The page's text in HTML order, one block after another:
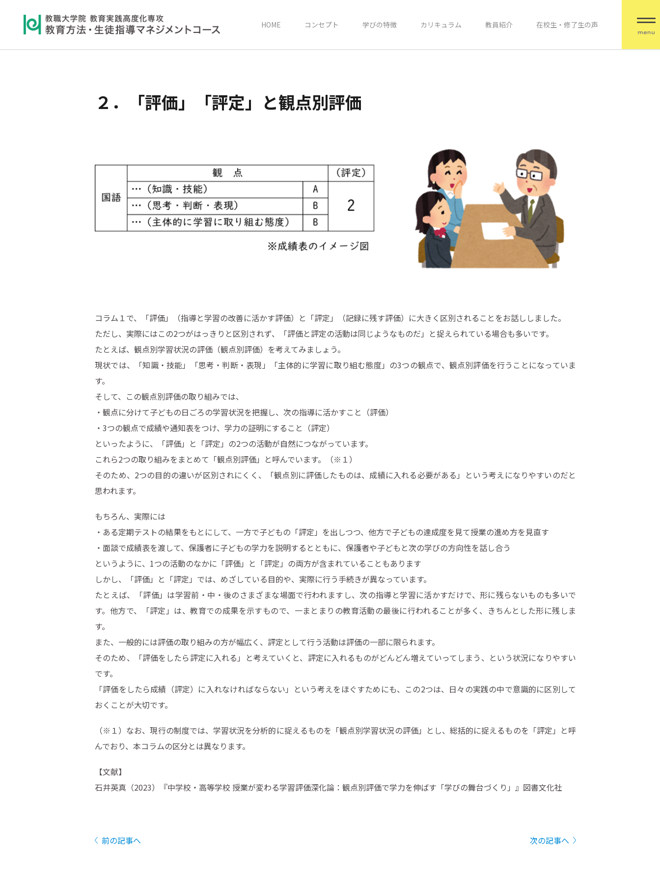
HOME コンセプト 学びの特徴 カリキュラム 教員紹介 在校生・修了生の声
２．「評価」「評定」と観点別評価
コラム１で、「評価」（指導と学習の改善に活かす評価）と「評定」（記録に残す評価）に大きく区別されることをお話ししました。
ただし、実際にはこの2つがはっきりと区別されず、「評価と評定の活動は同じようなものだ」と捉えられている場合も多いです。
たとえば、観点別学習状況の評価（観点別評価）を考えてみましょう。
現状では、「知識・技能」「思考・判断・表現」「主体的に学習に取り組む態度」の3つの観点で、観点別評価を行うことになっていま
す。
そして、この観点別評価の取り組みでは、
・観点に分けて子どもの日ごろの学習状況を把握し、次の指導に活かすこと（評価）
・3つの観点で成績や通知表をつけ、学力の証明にすること（評定）
といったように、「評価」と「評定」の2つの活動が自然につながっています。
これら2つの取り組みをまとめて「観点別評価」と呼んでいます。（※１）
そのため、2つの目的の違いが区別されにくく、「観点別に評価したものは、成績に入れる必要がある」という考えになりやすいのだと
思われます。
もちろん、実際には
・ある定期テストの結果をもとにして、一方で子どもの「評定」を出しつつ、他方で子どもの達成度を見て授業の進め方を見直す
・面談で成績表を渡して、保護者に子どもの学力を説明するとともに、保護者や子どもと次の学びの方向性を話し合う
というように、1つの活動のなかに「評価」と「評定」の両方が含まれていることもあります
しかし、「評価」と「評定」では、めざしている目的や、実際に行う手続きが異なっています。
たとえば、「評価」は学習前・中・後のさまざまな場面で行われますし、次の指導と学習に活かすだけで、形に残らないものも多いで
す。他方で、「評定」は、教育での成果を示すもので、一まとまりの教育活動の最後に行われることが多く、きちんとした形に残しま
す。
また、一般的には評価の取り組みの方が幅広く、評定として行う活動は評価の一部に限られます。
そのため、「評価をしたら評定に入れる」と考えていくと、評定に入れるものがどんどん増えていってしまう、という状況になりやすい
です。
「評価をしたら成績（評定）に入れなければならない」という考えをほぐすためにも、この2つは、日々の実践の中で意識的に区別して
おくことが大切です。
（※１）なお、現行の制度では、学習状況を分析的に捉えるものを「観点別学習状況の評価」とし、総括的に捉えるものを「評定」と呼
んでおり、本コラムの区分とは異なります。
【文献】
石井英真（2023）『中学校・高等学校 授業が変わる学習評価深化論：観点別評価で学力を伸ばす「学びの舞台づくり」』図書文化社
前の記事へ 次の記事へ